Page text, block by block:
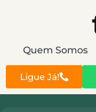
Quem Somos
Ligue Já!